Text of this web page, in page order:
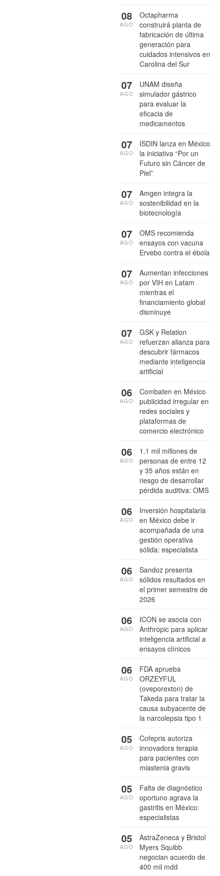
Octapharma
construirá planta de
fabricación de última
generación para
cuidados intensivos en
Carolina del Sur
08
AGO
UNAM diseña
simulador gástrico
para evaluar la
eficacia de
medicamentos
07
AGO
ISDIN lanza en México
la iniciativa “Por un
Futuro sin Cáncer de
Piel”
07
AGO
Amgen integra la
sostenibilidad en la
biotecnología
07
AGO
OMS recomienda
ensayos con vacuna
Ervebo contra el ébola
07
AGO
Aumentan infecciones
por VIH en Latam
mientras el
financiamiento global
disminuye
07
AGO
GSK y Relation
refuerzan alianza para
descubrir fármacos
mediante inteligencia
artificial
07
AGO
Combaten en México
publicidad irregular en
redes sociales y
plataformas de
comercio electrónico
06
AGO
1.1 mil millones de
personas de entre 12
y 35 años están en
riesgo de desarrollar
pérdida auditiva: OMS
06
AGO
Inversión hospitalaria
en México debe ir
acompañada de una
gestión operativa
sólida: especialista
06
AGO
Sandoz presenta
sólidos resultados en
el primer semestre de
2026
06
AGO
ICON se asocia con
Anthropic para aplicar
inteligencia artificial a
ensayos clínicos
06
AGO
FDA aprueba
ORZEYFUL
(oveporexton) de
Takeda para tratar la
causa subyacente de
la narcolepsia tipo 1
06
AGO
Cofepris autoriza
innovadora terapia
para pacientes con
miastenia gravis
05
AGO
Falta de diagnóstico
oportuno agrava la
gastritis en México:
especialistas
05
AGO
AstraZeneca y Bristol
Myers Squibb
negocian acuerdo de
400 mil mdd
05
AGO